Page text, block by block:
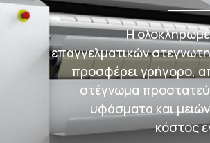
Η
επαγγελματικών
προσφέρει γρήγορο,
στέγνωμα
υφάσματα και
κόστος